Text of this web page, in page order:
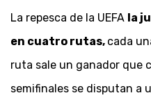
La repesca de la UEFA la
en cuatro rutas, cada
ruta sale un ganador que
semifinales se disputan a